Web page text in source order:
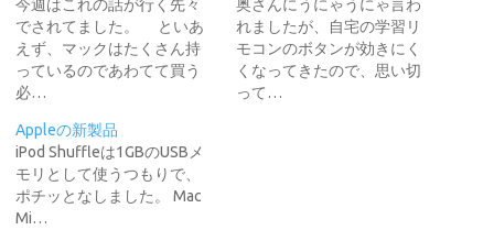
今週はこれの話が行く先々
でされてました。 といあ
えず、マックはたくさん持
っているのであわてて買う
必…
奥さんにうにゃうにゃ言わ
れましたが、自宅の学習リ
モコンのボタンが効きにく
くなってきたので、思い切
って…
Appleの新製品
iPod Shuffleは1GBのUSBメ
モリとして使うつもりで、
ポチッとなしました。 Mac
Mi…